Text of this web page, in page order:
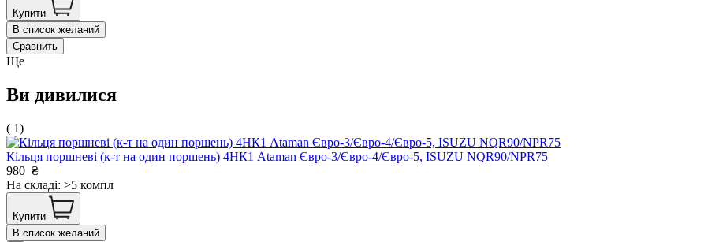
Купити
В список желаний
Сравнить
Ще
Ви дивилися
( 1)
Кільця поршневі (к-т на один поршень) 4НК1 Ataman Євро-3/Євро-4/Євро-5, ISUZU NQR90/NPR75
980 ₴
На складі: >5 компл
Купити
В список желаний